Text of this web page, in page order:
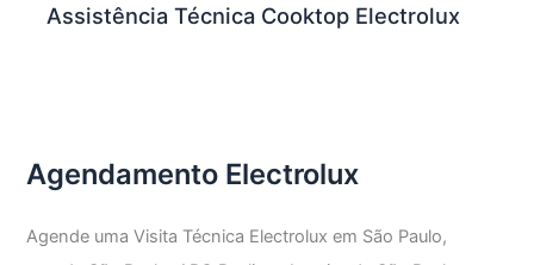
Assistência Técnica Cooktop Electrolux
Agendamento Electrolux
Agende uma Visita Técnica Electrolux em São Paulo,